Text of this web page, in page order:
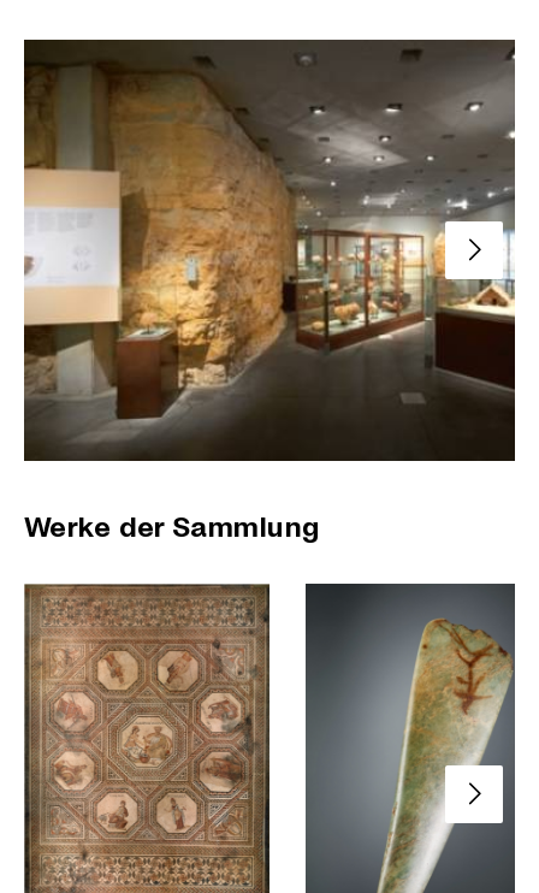
Nächste
Werke der Sammlung
Nächste